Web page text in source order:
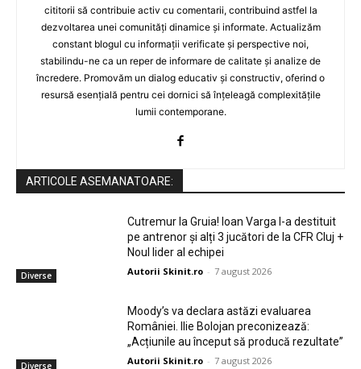
cititorii să contribuie activ cu comentarii, contribuind astfel la
dezvoltarea unei comunități dinamice și informate. Actualizăm
constant blogul cu informații verificate și perspective noi,
stabilindu-ne ca un reper de informare de calitate și analize de
încredere. Promovăm un dialog educativ și constructiv, oferind o
resursă esențială pentru cei dornici să înțeleagă complexitățile
lumii contemporane.
ARTICOLE ASEMANATOARE:
Diverse
Cutremur la Gruia! Ioan Varga l-a destituit
pe antrenor și alți 3 jucători de la CFR Cluj +
Noul lider al echipei
Autorii Skinit.ro - 7 august 2026
Diverse
Moody’s va declara astăzi evaluarea
României. Ilie Bolojan preconizează:
„Acțiunile au început să producă rezultate”
Autorii Skinit.ro - 7 august 2026